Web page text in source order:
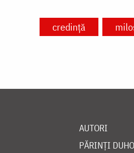
credință
AUTORI
PĂRINȚI